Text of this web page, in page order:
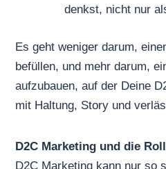
denkst, nicht nur
Es geht weniger darum,
befüllen, und mehr darum,
aufzubauen, auf der Deine
mit Haltung, Story und
D2C Marketing und die
D2C Marketing kann nur so